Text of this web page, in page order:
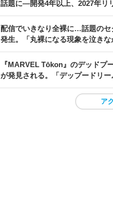
話題に―開発4年以上、2027年リ
配信でいきなり全裸に…話題のセ
発生。「丸裸になる現象を泣き
『MARVEL Tōkon』のデッドプ
が発見される。「デップードリ
ア